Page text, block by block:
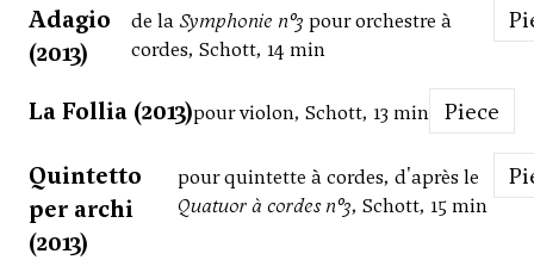
Adagio
(2013)
de laSymphonie n°3 pour orchestre à
cordes, Schott, 14 min
La Follia (2013)pour violon, Schott, 13 min Piece
Quintetto
per archi
(2013)
pour quintette à cordes, d'après le
Quatuor à cordes n°3, Schott, 15 min